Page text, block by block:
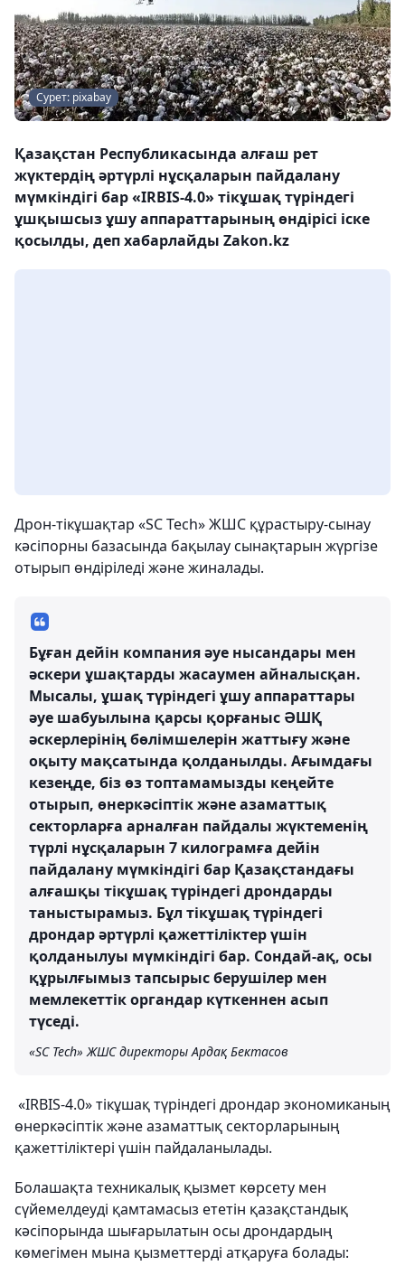
Сурет: pixabay
Қазақстан Республикасында алғаш рет
жүктердің әртүрлі нұсқаларын пайдалану
мүмкіндігі бар «IRBIS-4.0» тікұшақ түріндегі
ұшқышсыз ұшу аппараттарының өндірісі іске
қосылды, деп хабарлайды Zakon.kz
Дрон-тікұшақтар «SC Tech» ЖШС құрастыру-сынау
кәсіпорны базасында бақылау сынақтарын жүргізе
отырып өндіріледі және жиналады.
Бұған дейін компания әуе нысандары мен
әскери ұшақтарды жасаумен айналысқан.
Мысалы, ұшақ түріндегі ұшу аппараттары
әуе шабуылына қарсы қорғаныс ӘШҚ
әскерлерінің бөлімшелерін жаттығу және
оқыту мақсатында қолданылды. Ағымдағы
кезеңде, біз өз топтамамызды кеңейте
отырып, өнеркәсіптік және азаматтық
секторларға арналған пайдалы жүктеменің
түрлі нұсқаларын 7 килограмға дейін
пайдалану мүмкіндігі бар Қазақстандағы
алғашқы тікұшақ түріндегі дрондарды
таныстырамыз. Бұл тікұшақ түріндегі
дрондар әртүрлі қажеттіліктер үшін
қолданылуы мүмкіндігі бар. Сондай-ақ, осы
құрылғымыз тапсырыс берушілер мен
мемлекеттік органдар күткеннен асып
түседі.
«SC Tech» ЖШС директоры Ардақ Бектасов
«IRBIS-4.0» тікұшақ түріндегі дрондар экономиканың
өнеркәсіптік және азаматтық секторларының
қажеттіліктері үшін пайдаланылады.
Болашақта техникалық қызмет көрсету мен
сүйемелдеуді қамтамасыз ететін қазақстандық
кәсіпорында шығарылатын осы дрондардың
көмегімен мына қызметтерді атқаруға болады: